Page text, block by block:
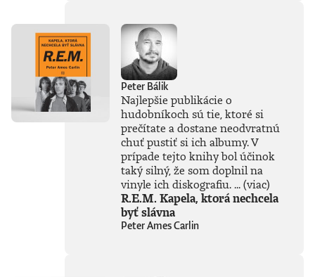
Peter Bálik
Najlepšie publikácie o
hudobníkoch sú tie, ktoré si
prečítate a dostane neodvratnú
chuť pustiť si ich albumy. V
prípade tejto knihy bol účinok
taký silný, že som doplnil na
vinyle ich diskografiu. ...(viac)
R.E.M. Kapela, ktorá nechcela
byť slávna
Peter Ames Carlin